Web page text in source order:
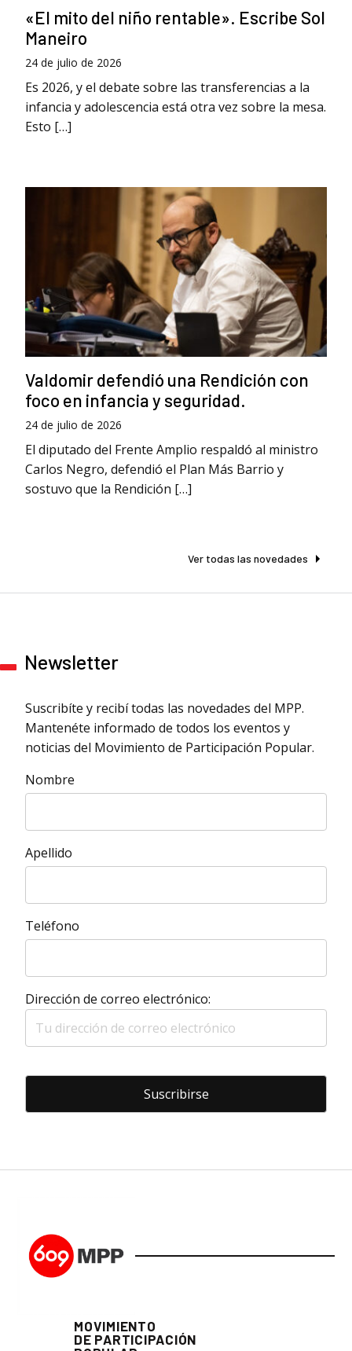
«El mito del niño rentable». Escribe Sol
Maneiro
24 de julio de 2026
Es 2026, y el debate sobre las transferencias a la
infancia y adolescencia está otra vez sobre la mesa.
Esto […]
Valdomir defendió una Rendición con
foco en infancia y seguridad.
24 de julio de 2026
El diputado del Frente Amplio respaldó al ministro
Carlos Negro, defendió el Plan Más Barrio y
sostuvo que la Rendición […]
Ver todas las novedades
Newsletter
Suscribíte y recibí todas las novedades del MPP.
Mantenéte informado de todos los eventos y
noticias del Movimiento de Participación Popular.
Nombre
Apellido
Teléfono
Dirección de correo electrónico:
MOVIMIENTO
DE PARTICIPACIÓN